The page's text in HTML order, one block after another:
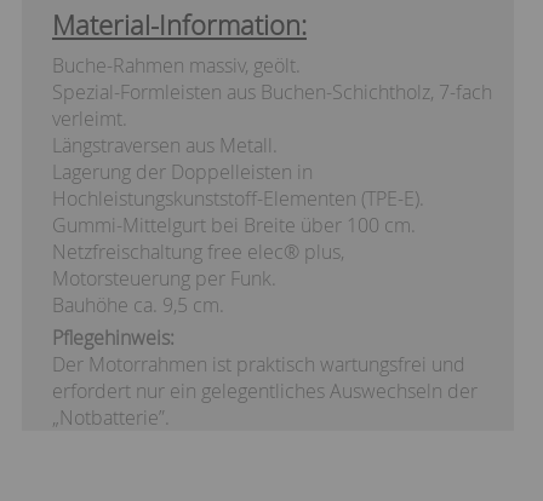
Material-Information:
Buche-Rahmen massiv, geölt.
Spezial-Formleisten aus Buchen-Schichtholz, 7-fach
verleimt.
Längstraversen aus Metall.
Lagerung der Doppelleisten in
Hochleistungskunststoff-Elementen (TPE-E).
Gummi-Mittelgurt bei Breite über 100 cm.
Netzfreischaltung free elec® plus,
Motorsteuerung per Funk.
Bauhöhe ca. 9,5 cm.
Pflegehinweis:
Der Motorrahmen ist praktisch wartungsfrei und
erfordert nur ein gelegentliches Auswechseln der
„Notbatterie”.